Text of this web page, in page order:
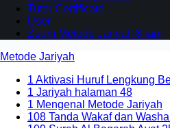
Tutor Certificate
User
Zoom Metode Jariyah 8 jam
Metode Jariyah
1 Aktivasi Huruf Lengkung
1 Jariyah halaman 48
1 Mengenal Metode Jariyah
108 Tanda Wakaf dan Washal